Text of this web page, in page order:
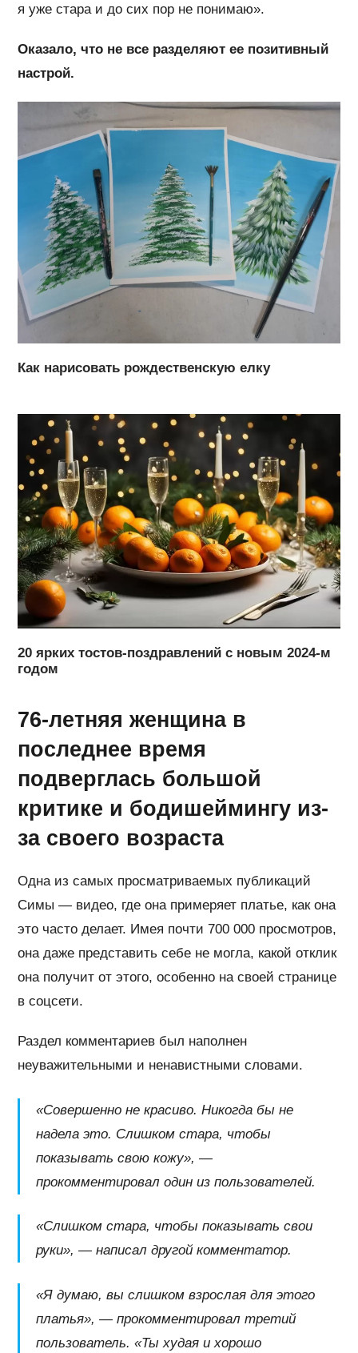
я уже стара и до сих пор не понимаю».
Оказало, что не все разделяют ее позитивный
настрой.
Как нарисовать рождественскую елку
20 ярких тостов-поздравлений с новым 2024-м
годом
76-летняя женщина в
последнее время
подверглась большой
критике и бодишеймингу из-
за своего возраста
Одна из самых просматриваемых публикаций
Симы — видео, где она примеряет платье, как она
это часто делает. Имея почти 700 000 просмотров,
она даже представить себе не могла, какой отклик
она получит от этого, особенно на своей странице
в соцсети.
Раздел комментариев был наполнен
неуважительными и ненавистными словами.
«Совершенно не красиво. Никогда бы не
надела это. Слишком стара, чтобы
показывать свою кожу», —
прокомментировал один из пользователей.
«Слишком стара, чтобы показывать свои
руки», — написал другой комментатор.
«Я думаю, вы слишком взрослая для этого
платья», — прокомментировал третий
пользователь. «Ты худая и хорошо